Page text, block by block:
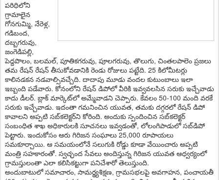
ప‌రిధిలోని
గ్రామాలైన
గోన‌గుమ్మి, నేరెళ్ల‌,
గ‌డిబంద‌,
ద‌బ్బ‌గ‌రువు,
జంగెడిపల్లి,
పెద్ద‌పొలం, బ‌ల‌మ‌ల్‌, పూతిక‌గ‌రువు, పూల‌గ‌రువు, తొలుగు, చింత‌ల‌పాలెం ప్ర‌జ‌లు
త‌మ రేష‌న్ రేష‌న్ తీసుకోవ‌డానికి రెండు రోజులు ప‌ట్టేది. 25 కిలోమీట‌ర్లు
కాలిన‌డ‌క‌న న‌డవాల్సివ‌చ్చేది. దాదాపు మూడు వంద‌ల కుటుంబాలు ఇలా
ఇబ్బంది ప‌డేవారు. కోనంలోని రేష‌న్ డిపోలో వీరికి ఇవ్వ‌వ‌ల‌సిన స‌రుకు ఇచ్చేవాడు
కాదు డీల‌ర్‌. బ్లాక్ మార్కెట్‌లో అమ్మేవాడ‌ని చెప్పారు. కేవ‌లం 50-100 మంది వ‌ర‌కే
స‌రుకు ఇచ్చేవాడు. ఇదంతా గ‌మ‌నించిన యువ‌త‌, త‌మ‌కు ద‌గ్గ‌ర‌లో రేష‌న్ డిపో
కావాలని అప్ప‌టి స‌బ్‌క‌లెక్ట‌ర్‌ని కోరింది. అందుకు స్పందించిన స‌బ్‌క‌లెక్ట‌ర్
సంబంధిత శాఖ అధికారుల‌కి సూచ‌న‌లు ఇవ్వ‌డంతో, లోలంగిపాడులో స‌బ్‌డిపో
పెట్టారు. ఇందుకోసం ఆరు గిరిజ‌న సంఘాలు 25,000 రూపాయ‌లు
స‌మ‌కూర్చాయి. ఆ స‌మ‌యంలోనే స‌లుగుకి రోడ్డు కూడా వేయించారు అప్ప‌టి
మంత్రి స‌హ‌కారంతో. స్వచ్ఛంద సేవలు అందిస్తున్న గిరిజన యువత ఆధ్వర్యంలో
గ్రామస్తులంతా ఎలా కలిసికట్టుగా పనిచేశారో తెలుస్తుంది.
అందుబాటులో సమాచారం, సామ‌ర్థ్యశిక్ష‌ణ‌, గ్రామ‌స‌భ‌ల‌పై అవ‌గాహ‌న‌, పంచాయ‌తీ